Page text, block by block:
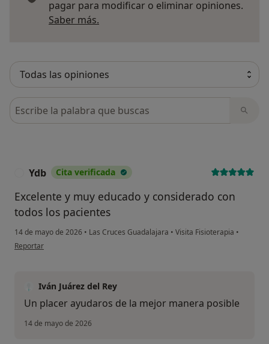
pagar para modificar o eliminar opiniones.
Saber más.
Busca en opiniones
Ydb Cita verificada
Excelente y muy educado y considerado con
todos los pacientes
14 de mayo de 2026 • Las Cruces Guadalajara • Visita Fisioterapia •
en opinión del usuario Ydb
Reportar
Iván Juárez del Rey
Un placer ayudaros de la mejor manera posible
14 de mayo de 2026